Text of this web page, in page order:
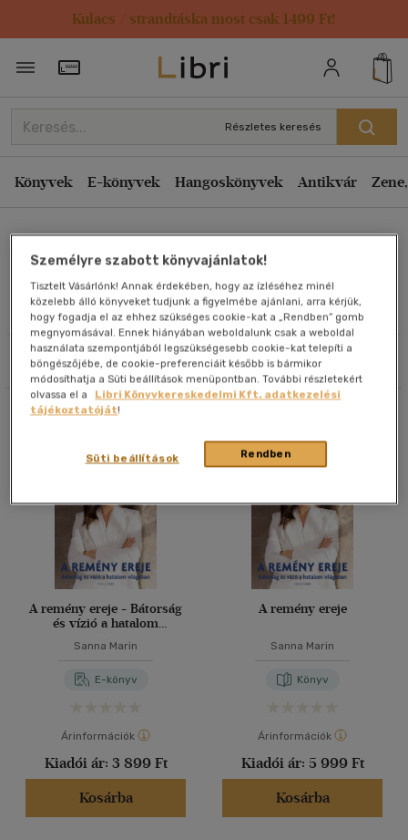
Kulacs / strandtáska most csak 1499 Ft!
Törzsvásárlói Kártya adatai
Részletes keresés
Könyvek E-könyvek Hangoskönyvek Antikvár
Sanna Marin
Művei
Szűrés Rendezés
Rendezés
Kiadás éve szerint csökkenő
Ár szerint csökkenő
Eladott darabszám szerint csökkenő
Eladott darabszám szerint növekvő
Cím szerint A-Z
Szerző szerint A-Z
Megjelenítés
20 db / oldal
Alkalmaz
A remény ereje - Bátorság
és vízió a hatalom
Sanna Marin
E-könyv
Árinformációk
Kiadói ár: 3 899 Ft
Kosárba
A remény ereje
Sanna Marin
Könyv
Árinformációk
Kiadói ár: 5 999 Ft
Kosárba
Személyre szabott könyvajánlatok!
Tisztelt Vásárlónk! Annak érdekében, hogy az ízléséhez minél
közelebb álló könyveket tudjunk a figyelmébe ajánlani, arra kérjük,
hogy fogadja el az ehhez szükséges cookie-kat a „Rendben” gomb
megnyomásával. Ennek hiányában weboldalunk csak a weboldal
használata szempontjából legszükségesebb cookie-kat telepíti a
böngészőjébe, de cookie-preferenciáit később is bármikor
módosíthatja a Süti beállítások menüpontban. További részletekért
olvassa el a
Libri Könyvkereskedelmi Kft. adatkezelési
tájékoztatóját!
Rendben
Süti beállítások